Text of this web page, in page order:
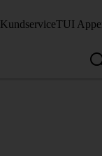
KundserviceTUI